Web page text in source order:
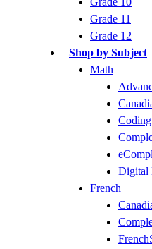
Grade 11
Grade 12
Shop by Subject
Math
Digital
French